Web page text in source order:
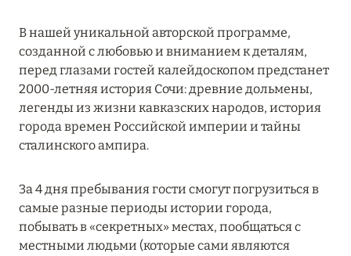
04 апреля 2025
ATLANTIS THE PALM: НОВЫЙ ПАКЕТ
НАПИТКОВ ДЛЯ HB И FB
Подробнее
MANDARIN ORIENTAL JUMEIRA, DUBAI:
СКИДКИ ДО 30 % ОТ СУММЫ КОНТРАКТА НА
РАЗМЕЩЕНИЕ ВЕСНОЙ
В нашей уникальной авторской программе,
созданной с любовью и вниманием к деталям,
перед глазами гостей калейдоскопом предстанет
2000-летняя история Сочи: древние дольмены,
легенды из жизни кавказских народов, история
города времен Российской империи и тайны
сталинского ампира.
За 4 дня пребывания гости смогут погрузиться в
самые разные периоды истории города,
побывать в «секретных» местах, пообщаться с
местными людьми (которые сами являются